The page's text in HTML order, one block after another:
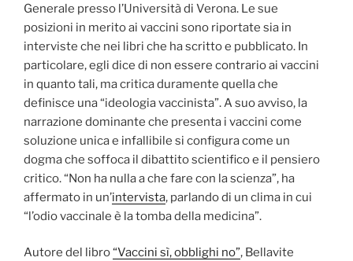
Generale presso l’Università di Verona. Le sue
posizioni in merito ai vaccini sono riportate sia in
interviste che nei libri che ha scritto e pubblicato. In
particolare, egli dice di non essere contrario ai vaccini
in quanto tali, ma critica duramente quella che
definisce una “ideologia vaccinista”. A suo avviso, la
narrazione dominante che presenta i vaccini come
soluzione unica e infallibile si configura come un
dogma che soffoca il dibattito scientifico e il pensiero
critico. “Non ha nulla a che fare con la scienza”, ha
affermato in un’intervista, parlando di un clima in cui
“l’odio vaccinale è la tomba della medicina”.
Autore del libro“Vaccini sì, obblighi no”, Bellavite